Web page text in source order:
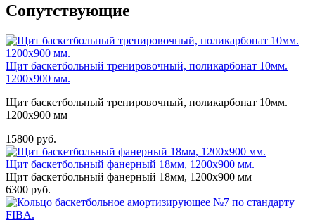
Cопутствующие
Щит баскетбольный тренировочный, поликарбонат 10мм.
1200х900 мм.
Щит баскетбольный тренировочный, поликарбонат 10мм.
1200х900 мм
15800 руб.
Щит баскетбольный фанерный 18мм, 1200х900 мм.
Щит баскетбольный фанерный 18мм, 1200х900 мм
6300 руб.